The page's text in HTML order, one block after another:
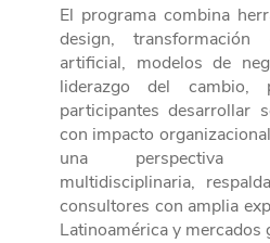
El programa combina
design, transformación
artificial, modelos de
liderazgo del cambio,
participantes desarrollar
con impacto
una perspectiva
multidisciplinaria,
consultores con amplia
Latinoamérica y mercados